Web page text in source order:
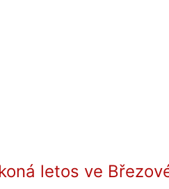
letos ve